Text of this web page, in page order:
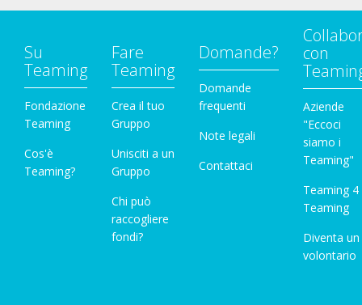
Su
Teaming
Fondazione
Teaming
Cos'è
Teaming?
Fare
Teaming
Crea il tuo
Gruppo
Unisciti a un
Gruppo
Chi può
raccogliere
fondi?
Domande?
Domande
frequenti
Note legali
Contattaci
con
Aziende
"Eccoci
siamo i
Teaming"
Teaming 4
Teaming
Diventa un
volontario